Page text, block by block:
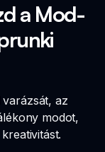
a Mod-
az
modot,